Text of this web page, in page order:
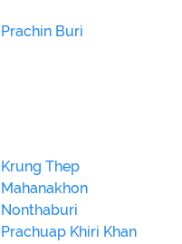
Prachin Buri
Krung Thep
Mahanakhon
Nonthaburi
Prachuap Khiri Khan